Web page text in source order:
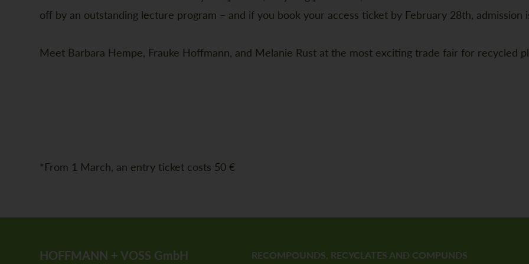
off by an outstanding lecture program – and if you book your access ticket by February 28th, admission
Meet Barbara Hempe, Frauke Hoffmann, and Melanie Rust at the most exciting trade fair for recycled
*From 1 March, an entry ticket costs 50 €
HOFFMANN + VOSS GmbH RECOMPOUNDS, RECYCLATES AND COMPUNDS